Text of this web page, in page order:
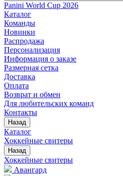
Panini World Cup 2026
Каталог
Команды
Новинки
Распродажа
Персонализация
Информация о заказе
Размерная сетка
Доставка
Оплата
Возврат и обмен
Для любительских команд
Контакты
Назад
Каталог
Хоккейные свитеры
Назад
Хоккейные свитеры
Авангард